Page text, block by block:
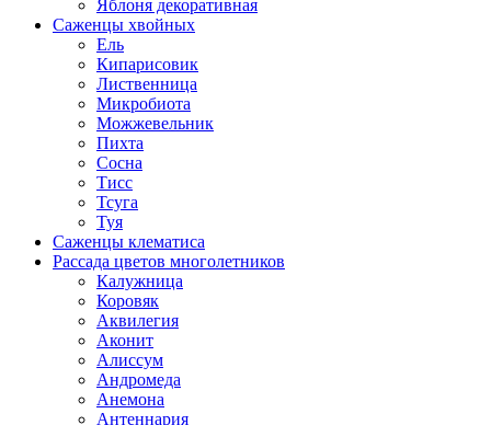
Яблоня декоративная
Саженцы хвойных
Ель
Кипарисовик
Лиственница
Микробиота
Можжевельник
Пихта
Сосна
Тисс
Тсуга
Туя
Саженцы клематиса
Рассада цветов многолетников
Калужница
Коровяк
Аквилегия
Аконит
Алиссум
Андромеда
Анемона
Антеннария